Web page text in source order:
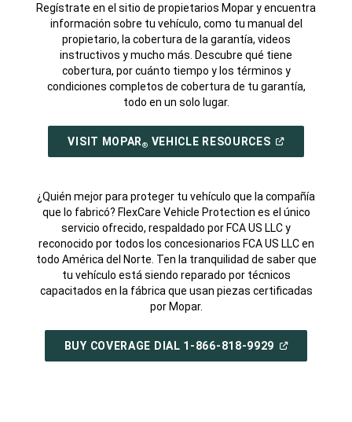
Regístrate en el sitio de propietarios Mopar y encuentra
información sobre tu vehículo, como tu manual del
propietario, la cobertura de la garantía, videos
instructivos y mucho más. Descubre qué tiene
cobertura, por cuánto tiempo y los términos y
condiciones completos de cobertura de tu garantía,
todo en un solo lugar.
VISIT MOPAR® VEHICLE RESOURCES(ABRIR
¿Quién mejor para proteger tu vehículo que la compañía
que lo fabricó? FlexCare Vehicle Protection es el único
servicio ofrecido, respaldado por FCA US LLC y
reconocido por todos los concesionarios FCA US LLC en
todo América del Norte. Ten la tranquilidad de saber que
tu vehículo está siendo reparado por técnicos
capacitados en la fábrica que usan piezas certificadas
por Mopar.
BUY COVERAGE DIAL 1-866-818-9929 (ABRIR